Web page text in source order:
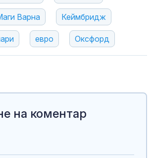
Варна Кеймбридж
евро Оксфорд
на коментар